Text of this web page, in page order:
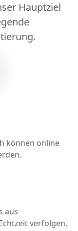
Hauptziel
können online
aus
verfolgen.